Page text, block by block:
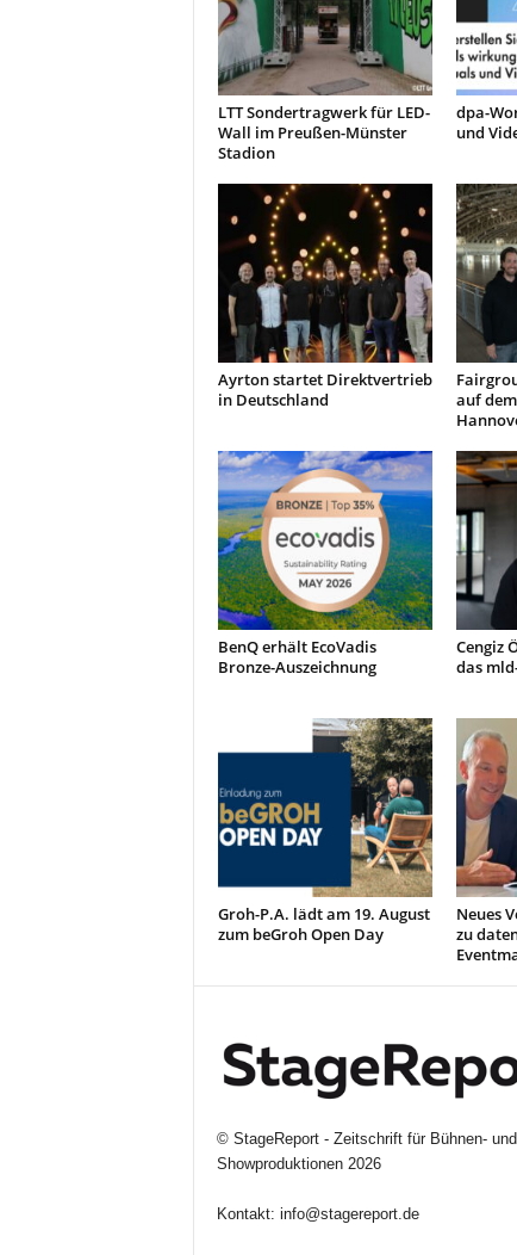
LTT Sondertragwerk für LED-
Wall im Preußen-Münster
Stadion
dpa-
und
Ayrton startet Direktvertrieb
in Deutschland
auf
BenQ erhält EcoVadis
Bronze-Auszeichnung
Cengiz
das
Groh-P.A. lädt am 19. August
zum beGroh Open Day
Neues
zu
© StageReport - Zeitschrift für Bühnen- und
Showproduktionen2026
Kontakt: info@stagereport.de